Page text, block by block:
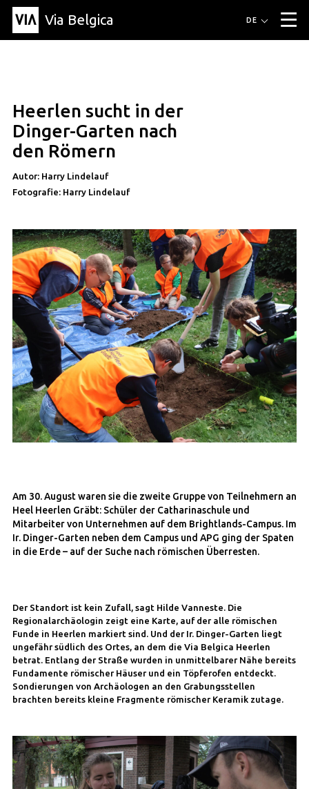
Via Belgica ▼
Artikel
Bildung
Rezept
Freunde
Über Via Belgica
DE
Heerlen sucht in der
Dinger-Garten nach
den Römern
Autor: Harry Lindelauf
Fotografie: Harry Lindelauf
Am 30. August waren sie die zweite Gruppe von Teilnehmern an
Heel Heerlen Gräbt: Schüler der Catharinaschule und
Mitarbeiter von Unternehmen auf dem Brightlands-Campus. Im
Ir. Dinger-Garten neben dem Campus und APG ging der Spaten
in die Erde – auf der Suche nach römischen Überresten.
Der Standort ist kein Zufall, sagt Hilde Vanneste. Die
Regionalarchäologin zeigt eine Karte, auf der alle römischen
Funde in Heerlen markiert sind. Und der Ir. Dinger-Garten liegt
ungefähr südlich des Ortes, an dem die Via Belgica Heerlen
betrat. Entlang der Straße wurden in unmittelbarer Nähe bereits
Fundamente römischer Häuser und ein Töpferofen entdeckt.
Sondierungen von Archäologen an den Grabungsstellen
brachten bereits kleine Fragmente römischer Keramik zutage.